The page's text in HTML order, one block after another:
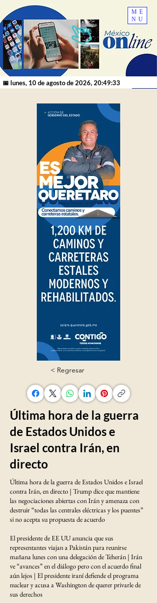
ME
NU
📅 lunes, 10 de agosto de 2026, 20:49:33
< Regresar
Última hora de la guerra
de Estados Unidos e
Israel contra Irán, en
directo
Última hora de la guerra de Estados Unidos e Israel
contra Irán, en directo | Trump dice que mantiene
las negociaciones abiertas con Irán y amenaza con
destruir “todas las centrales eléctricas y los puentes”
si no acepta su propuesta de acuerdo
El presidente de EE UU anuncia que sus
representantes viajan a Pakistán para reunirse
mañana lunes con una delegación de Teherán | Irán
ve “avances” en el diálogo pero con el acuerdo final
aún lejos | El presidente iraní defiende el programa
nuclear y acusa a Washington de querer privarle de
sus derechos